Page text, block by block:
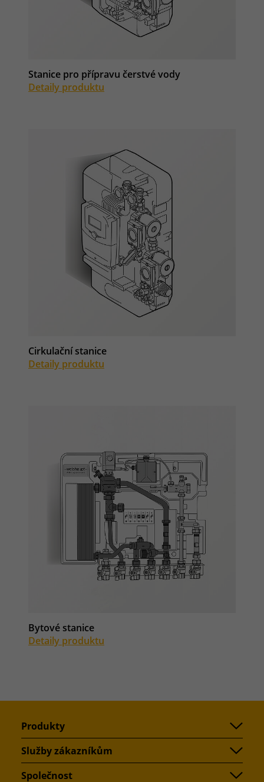
Stanice pro přípravu čerstvé vody
Detaily produktu
Cirkulační stanice
Detaily produktu
Bytové stanice
Detaily produktu
Produkty
Služby zákazníkům
Společnost